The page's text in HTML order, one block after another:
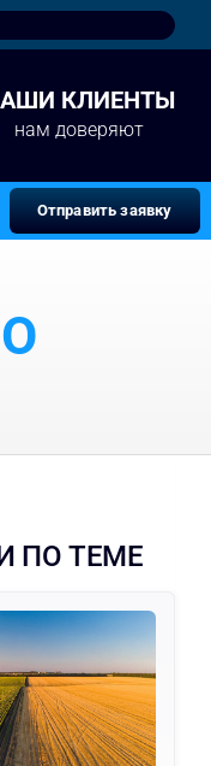
КЛИЕНТЫ
нам доверяют
Отправить заявку
ПО ТЕМЕ